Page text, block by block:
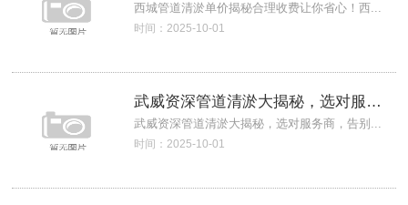
西城管道清淤单价揭秘合理收费让你省心！西...
时间：2025-10-01
武威资深管道清淤大揭秘，选对服务商，告别
武威资深管道清淤大揭秘，选对服务商，告别...
时间：2025-10-01